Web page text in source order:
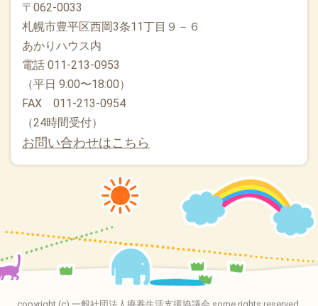
〒062-0033
札幌市豊平区西岡3条11丁目９－６
あかりハウス内
電話 011-213-0953
（平日 9:00〜18:00）
FAX 011-213-0954
（24時間受付）
お問い合わせはこちら